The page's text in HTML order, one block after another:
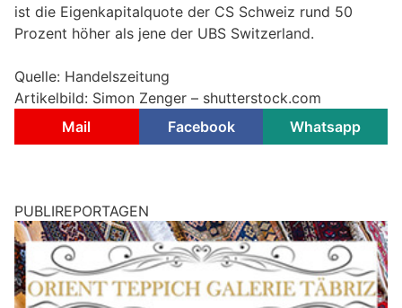
ist die Eigenkapitalquote der CS Schweiz rund 50
Prozent höher als jene der UBS Switzerland.
Quelle: Handelszeitung
Artikelbild: Simon Zenger – shutterstock.com
Mail
Facebook Whatsapp
PUBLIREPORTAGEN